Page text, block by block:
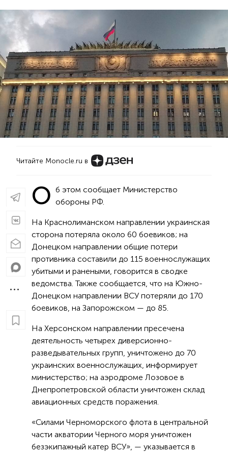
Читайте Monocle.ru в
О б этом сообщает Министерство
обороны РФ.
На Краснолиманском направлении украинская
сторона потеряла около 60 боевиков; на
Донецком направлении общие потери
противника составили до 115 военнослужащих
убитыми и ранеными, говорится в сводке
ведомства. Также сообщается, что на Южно-
Донецком направлении ВСУ потеряли до 170
боевиков, на Запорожском — до 85.
На Херсонском направлении пресечена
деятельность четырех диверсионно-
разведывательных групп, уничтожено до 70
украинских военнослужащих, информирует
министерство; на аэродроме Лозовое в
Днепропетровской области уничтожен склад
авиационных средств поражения.
«Силами Черноморского флота в центральной
части акватории Черного моря уничтожен
безэкипажный катер ВСУ», — указывается в